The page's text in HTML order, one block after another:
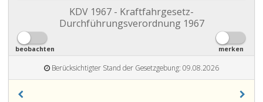
KDV 1967 - Kraftfahrgesetz-
Durchführungsverordnung 1967
beobachten merken
Berücksichtigter Stand der Gesetzgebung: 09.08.2026